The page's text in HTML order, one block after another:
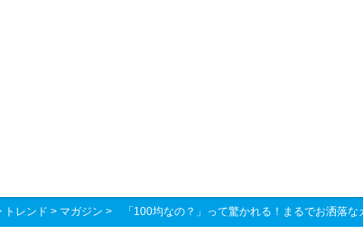
トレンド > マガジン > 「100均なの？」って驚かれる！まるでお洒落